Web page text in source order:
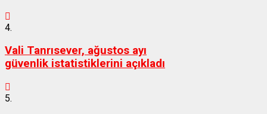
4.
Vali Tanrısever, ağustos ayı
güvenlik istatistiklerini açıkladı
5.